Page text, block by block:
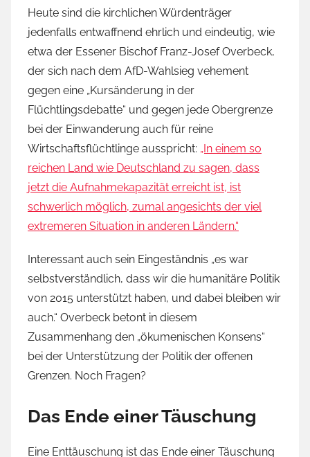
Heute sind die kirchlichen Würdenträger
jedenfalls entwaffnend ehrlich und eindeutig, wie
etwa der Essener Bischof Franz-Josef Overbeck,
der sich nach dem AfD-Wahlsieg vehement
gegen eine „Kursänderung in der
Flüchtlingsdebatte“ und gegen jede Obergrenze
bei der Einwanderung auch für reine
Wirtschaftsflüchtlinge ausspricht: „In einem so
reichen Land wie Deutschland zu sagen, dass
jetzt die Aufnahmekapazität erreicht ist, ist
schwerlich möglich, zumal angesichts der viel
extremeren Situation in anderen Ländern.“
Interessant auch sein Eingeständnis „es war
selbstverständlich, dass wir die humanitäre Politik
von 2015 unterstützt haben, und dabei bleiben wir
auch.“ Overbeck betont in diesem
Zusammenhang den „ökumenischen Konsens“
bei der Unterstützung der Politik der offenen
Grenzen. Noch Fragen?
Das Ende einer Täuschung
Eine Enttäuschung ist das Ende einer Täuschung